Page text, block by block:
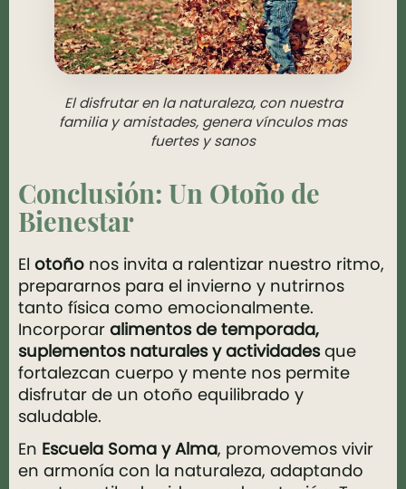
El disfrutar en la naturaleza, con nuestra
familia y amistades, genera vínculos mas
fuertes y sanos
Conclusión: Un Otoño de
Bienestar
El otoño nos invita a ralentizar nuestro ritmo,
prepararnos para el invierno y nutrirnos
tanto física como emocionalmente.
Incorporar alimentos de temporada,
suplementos naturales y actividadesque
fortalezcan cuerpo y mente nos permite
disfrutar de un otoño equilibrado y
saludable.
En Escuela Soma y Alma, promovemos vivir
en armonía con la naturaleza, adaptando